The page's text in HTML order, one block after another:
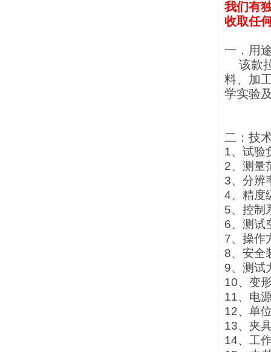
我们有
收取任
一．用
该款
料、加
学实验
二：技
1、试验
2、测量
3、分辨
4、精度
5、控制
6、测试
7、操作
8、安全
9、测试
10、变
11、电
12、单
13、夹
14、工